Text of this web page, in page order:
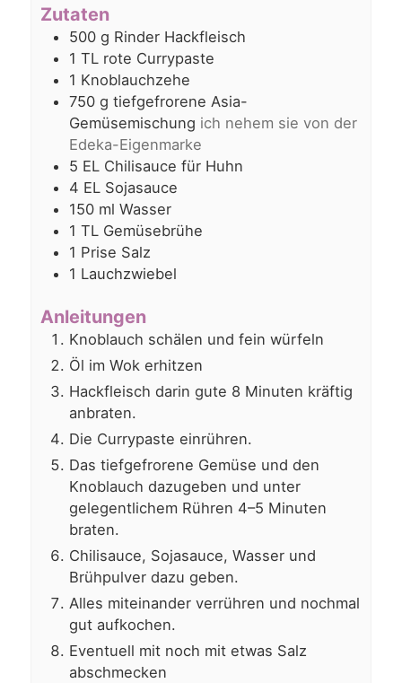
Zutaten
500 g Rinder Hackfleisch
1 TL rote Currypaste
1 Knoblauchzehe
750 g tiefgefrorene Asia-
Gemüsemischung ich nehem sie von der
Edeka-Eigenmarke
5 EL Chilisauce für Huhn
4 EL Sojasauce
150 ml Wasser
1 TL Gemüsebrühe
1 Prise Salz
1 Lauchzwiebel
Anleitungen
Knoblauch schälen und fein würfeln
Öl im Wok erhitzen
Hackfleisch darin gute 8 Minuten kräftig
anbraten.
Die Currypaste einrühren.
Das tiefgefrorene Gemüse und den
Knoblauch dazugeben und unter
gelegentlichem Rühren 4–5 Minuten
braten.
Chilisauce, Sojasauce, Wasser und
Brühpulver dazu geben.
Alles miteinander verrühren und nochmal
gut aufkochen.
Eventuell mit noch mit etwas Salz
abschmecken